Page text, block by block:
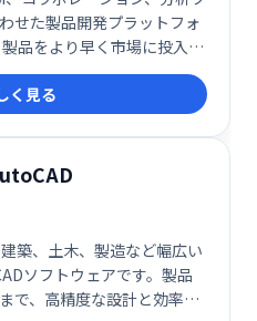
せた製品開発プラットフォ
品をより早く市場に投入す
信頼されています。
く見る
築、土木、製造など幅広い
ソフトウェアです。製品
で、高精度な設計と効率的